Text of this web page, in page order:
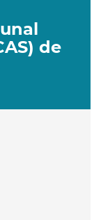
de